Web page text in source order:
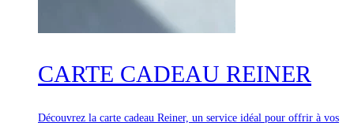
CARTE CADEAU REINER
Découvrez la carte cadeau Reiner, un service idéal pour offrir à vos